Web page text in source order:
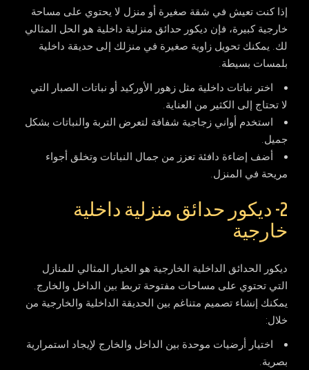
إذا كنت تعيش في شقة صغيرة أو منزل لا يحتوي على مساحة
خارجية كبيرة، فإن ديكور حدائق منزلية داخلية هو الحل المثالي
لك. يمكنك تحويل زاوية صغيرة في منزلك إلى حديقة داخلية
بلمسات بسيطة.
اختر نباتات داخلية مثل زهور الأوركيد أو نباتات الصبار التي
لا تحتاج إلى الكثير من العناية.
استخدم أواني زجاجية شفافة لتعرض التربة والنباتات بشكل
جميل.
أضف إضاءة دافئة تعزز من جمال النباتات وتخلق أجواء
مريحة في المنزل.
2- ديكور حدائق منزلية داخلية
خارجية
ديكور الحدائق الداخلية الخارجية هو الخيار المثالي للمنازل
التي تحتوي على مساحات مفتوحة تربط بين الداخل والخارج.
يمكنك إنشاء تصميم متناغم بين الحديقة الداخلية والخارجية من
خلال:
اختيار أرضيات موحدة بين الداخل والخارج لإيجاد استمرارية
بصرية.